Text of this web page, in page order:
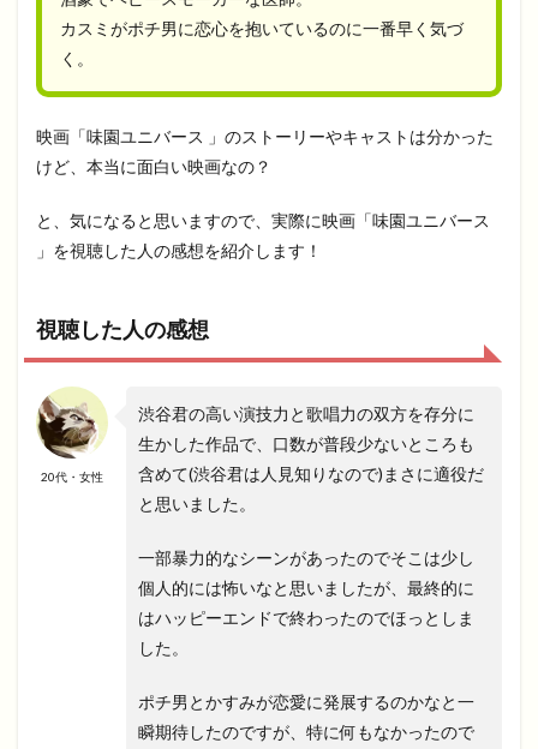
カスミがポチ男に恋心を抱いているのに一番早く気づ
く。
映画「味園ユニバース 」のストーリーやキャストは分かった
けど、本当に面白い映画なの？
と、気になると思いますので、実際に映画「味園ユニバース
」を視聴した人の感想を紹介します！
視聴した人の感想
20代・女性
渋谷君の高い演技力と歌唱力の双方を存分に
生かした作品で、口数が普段少ないところも
含めて(渋谷君は人見知りなので)まさに適役だ
と思いました。
一部暴力的なシーンがあったのでそこは少し
個人的には怖いなと思いましたが、最終的に
はハッピーエンドで終わったのでほっとしま
した。
ポチ男とかすみが恋愛に発展するのかなと一
瞬期待したのですが、特に何もなかったので